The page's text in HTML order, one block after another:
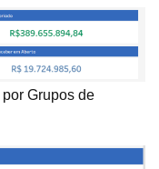
Grupos de